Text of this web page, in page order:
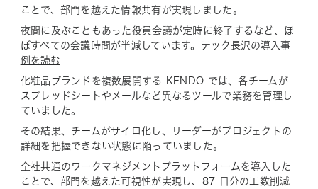
ことで、部門を越えた情報共有が実現しました。
夜間に及ぶこともあった役員会議が定時に終了するなど、ほ
ぼすべての会議時間が半減しています。 テック長沢の導入事
例を読む
化粧品ブランドを複数展開する KENDO では、各チームが
スプレッドシートやメールなど異なるツールで業務を管理し
ていました。
その結果、チームがサイロ化し、リーダーがプロジェクトの
詳細を把握できない状態に陥っていました。
全社共通のワークマネジメントプラットフォームを導入した
ことで、部門を越えた可視性が実現し、87 日分の工数削減